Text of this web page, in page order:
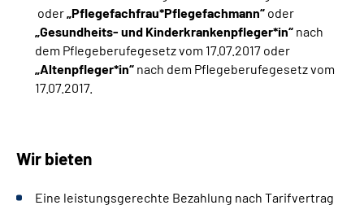
oder „Pflegefachfrau*Pflegefachmann“ oder
„Gesundheits- und Kinderkrankenpfleger*in“ nach
dem Pflegeberufegesetz vom 17.07.2017 oder
„Altenpfleger*in“ nach dem Pflegeberufegesetz vom
17.07.2017.
Wir bieten
Eine leistungsgerechte Bezahlung nach Tarifvertrag